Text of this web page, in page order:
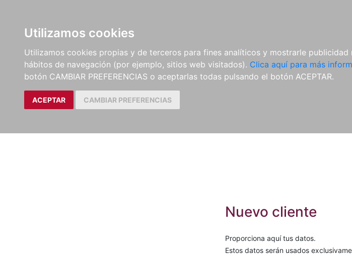
Utilizamos cookies
Utilizamos cookies propias y de terceros para fines analíticos y mostrarle
hábitos de navegación (por ejemplo, sitios web visitados). Clica aquí para más
botón CAMBIAR PREFERENCIAS o aceptarlas todas pulsando el botón ACEPTAR.
ACEPTAR CAMBIAR PREFERENCIAS
LIBROS
MÉTODOS Y
EJERCICIOS
PARTITURAS Y EDICIONES
CRÍTICAS
REVISTAS
CDS Y
DVDS
Nuevo cliente
Proporciona aquí tus datos.
Estos datos serán usados